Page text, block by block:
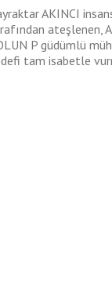
AKINCI
ateşlenen,
P güdümlü
tam isabetle